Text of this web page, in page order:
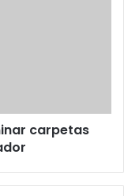
carpetas